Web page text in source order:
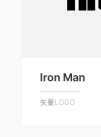
Iron Man
矢量LOGO